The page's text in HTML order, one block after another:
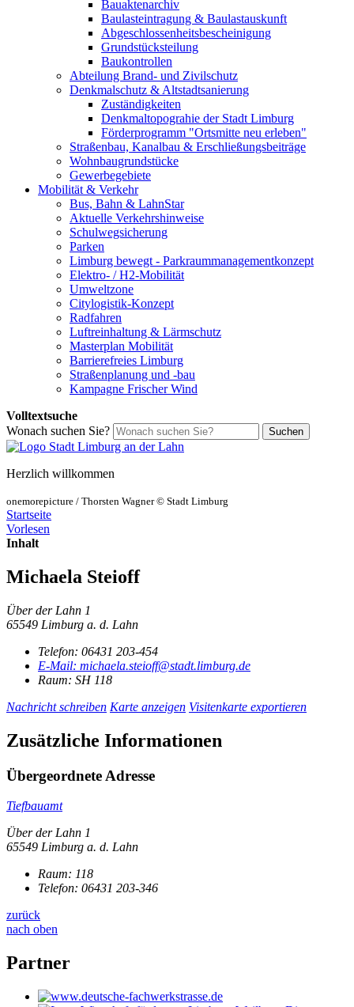
Bauaktenarchiv
Baulasteintragung & Baulastauskunft
Abgeschlossenheitsbescheinigung
Grundstücksteilung
Baukontrollen
Abteilung Brand- und Zivilschutz
Denkmalschutz & Altstadtsanierung
Zuständigkeiten
Denkmaltopograhie der Stadt Limburg
Förderprogramm "Ortsmitte neu erleben"
Straßenbau, Kanalbau & Erschließungsbeiträge
Wohnbaugrundstücke
Gewerbegebiete
Mobilität & Verkehr
Bus, Bahn & LahnStar
Aktuelle Verkehrshinweise
Schulwegsicherung
Parken
Limburg bewegt - Park­raum­management­konzept
Elektro- / H2-Mobilität
Umweltzone
Citylogistik-Konzept
Radfahren
Luftreinhaltung & Lärmschutz
Masterplan Mobilität
Barrierefreies Limburg
Straßenplanung und -bau
Kampagne Frischer Wind
Volltextsuche
Wonach suchen Sie?
Suchen
Herzlich willkommen
onemorepicture / Thorsten Wagner © Stadt Limburg
Startseite
Vorlesen
Inhalt
Michaela Steioff
Über der Lahn 1
65549 Limburg a. d. Lahn
Telefon: 06431 203-454
E-Mail: michaela.steioff@stadt.limburg.de
Raum: SH 118
Nachricht schreiben Karte anzeigen Visitenkarte exportieren
Zusätzliche Informationen
Übergeordnete Adresse
Tiefbauamt
Über der Lahn 1
65549 Limburg a. d. Lahn
Raum: 118
Telefon: 06431 203-346
zurück
nach oben
Partner